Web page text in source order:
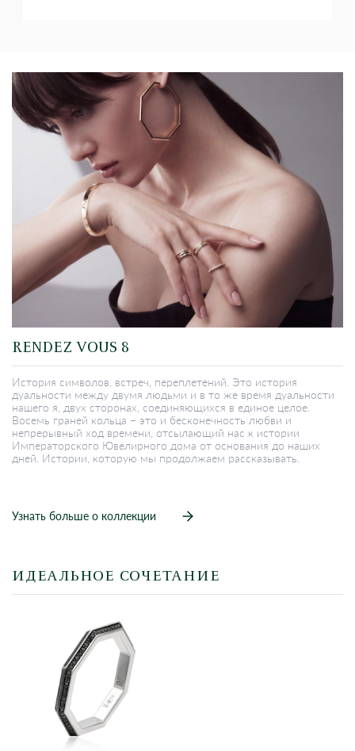
ИДЕАЛЬНОЕ СОЧЕТАНИЕ
RENDEZ VOUS 8
История символов, встреч, переплетений. Это история
дуальности между двумя людьми и в то же время дуальности
нашего я, двух сторонах, соединяющихся в единое целое.
Восемь граней кольца – это и бесконечность любви и
непрерывный ход времени, отсылающий нас к истории
Императорского Ювелирного дома от основания до наших
дней. Истории, которую мы продолжаем рассказывать.
Узнать больше о коллекции